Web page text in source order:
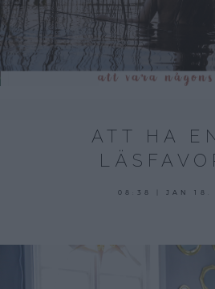
ATT HA
08:38 | JAN 18.